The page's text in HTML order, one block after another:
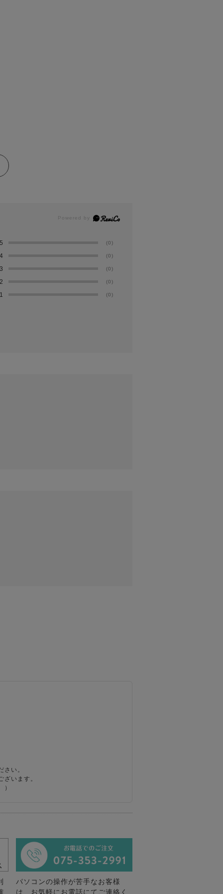
5 (0)
4 (0)
3 (0)
2 (0)
1 (0)
い。
います。
パソコンの操作が苦手なお客様
は、お気軽にお電話にてご連絡く